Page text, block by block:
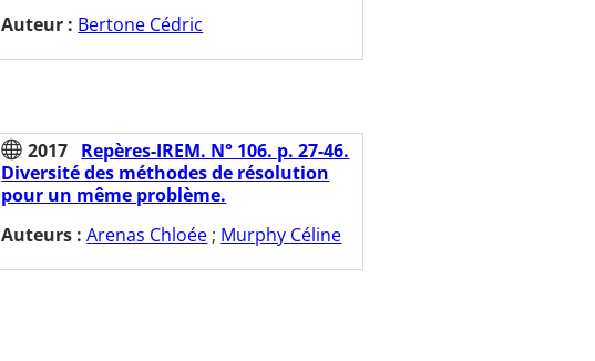
Auteur : Bertone Cédric
2017 Repères-IREM. N° 106. p. 27-46.
Diversité des méthodes de résolution
pour un même problème.
Auteurs :Arenas Chloée ; Murphy Céline